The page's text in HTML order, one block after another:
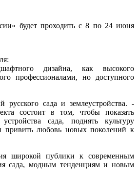
будет проходить с 8 по 24 июня
дизайна, как высокого
профессионалами, но доступного
русского сада и землеустройства. -
состоит в том, чтобы показать
сада, поднять культуру
привить любовь новых поколений к
широкой публики к современным
сада, модным тенденциям и новым